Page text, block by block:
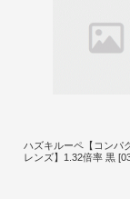
ハズキルーペ【コンパ
レンズ】1.32倍率 黒